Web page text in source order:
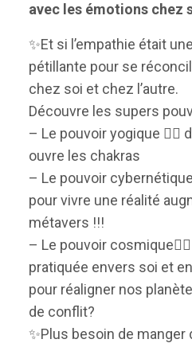
avec les émotions chez
✨Et si l’empathie était
pétillante pour se
chez soi et chez l’autre.
Découvre les supers
– Le pouvoir yogique 🦸‍♀️
ouvre les chakras
– Le pouvoir
pour vivre une réalité
métavers !!!
– Le pouvoir
pratiquée envers soi et
pour réaligner nos
de conflit?
✨Plus besoin de manger